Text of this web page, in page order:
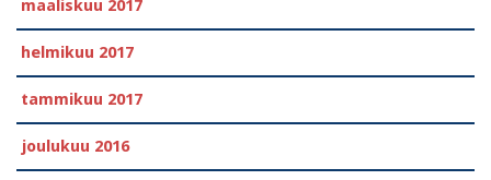
maaliskuu 2017
helmikuu 2017
tammikuu 2017
joulukuu 2016